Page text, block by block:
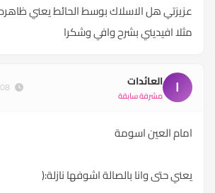
عزيزتي هل الاسلاك بوسط الحائط يعني ظاهره
مثلا افيديني بشرح وافي وشكرا
ا العائدات
مشرفة سابقة
امام العين اسومة
يعني حتى وانا بالصالة اشوفها نازلة:(